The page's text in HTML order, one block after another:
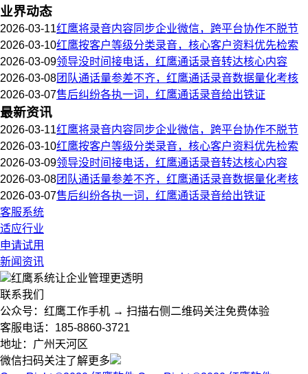
业界动态
2026-03-11红鹰将录音内容同步企业微信，跨平台协作不脱节
2026-03-10红鹰按客户等级分类录音，核心客户资料优先检索
2026-03-09领导没时间接电话，红鹰通话录音转达核心内容
2026-03-08团队通话量参差不齐，红鹰通话录音数据量化考核
2026-03-07售后纠纷各执一词，红鹰通话录音给出铁证
最新资讯
2026-03-11红鹰将录音内容同步企业微信，跨平台协作不脱节
2026-03-10红鹰按客户等级分类录音，核心客户资料优先检索
2026-03-09领导没时间接电话，红鹰通话录音转达核心内容
2026-03-08团队通话量参差不齐，红鹰通话录音数据量化考核
2026-03-07售后纠纷各执一词，红鹰通话录音给出铁证
客服系统
适应行业
申请试用
新闻资讯
红鹰系统让企业管理更透明
联系我们
公众号：红鹰工作手机 → 扫描右侧二维码关注免费体验
客服电话：185-8860-3721
地址：广州天河区
微信扫码关注了解更多